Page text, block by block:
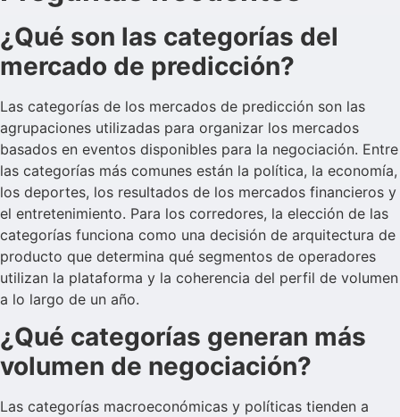
¿Qué son las categorías del
mercado de predicción?
Las categorías de los mercados de predicción son las
agrupaciones utilizadas para organizar los mercados
basados en eventos disponibles para la negociación. Entre
las categorías más comunes están la política, la economía,
los deportes, los resultados de los mercados financieros y
el entretenimiento. Para los corredores, la elección de las
categorías funciona como una decisión de arquitectura de
producto que determina qué segmentos de operadores
utilizan la plataforma y la coherencia del perfil de volumen
a lo largo de un año.
¿Qué categorías generan más
volumen de negociación?
Las categorías macroeconómicas y políticas tienden a